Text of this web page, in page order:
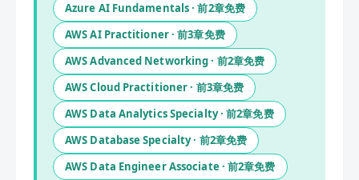
Azure AI Fundamentals· 前2章免费
AWS AI Practitioner· 前3章免费
AWS Advanced Networking· 前2章免费
AWS Cloud Practitioner· 前3章免费
AWS Data Analytics Specialty· 前2章免费
AWS Database Specialty· 前2章免费
AWS Data Engineer Associate · 前2章免费